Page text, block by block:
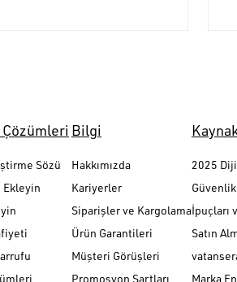
Sözü
Ekleyin
Bilgi
Hakkımızda
Kariyerler
Siparişler ve Kargolama
Ürün Garantileri
Müşteri Görüşleri
Promosyon Şartları
2025
Güvenlik
İpuçları
Satın
Marka